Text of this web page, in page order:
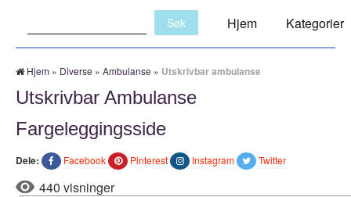
Hjem Kategorier
Hjem » Diverse » Ambulanse » Utskrivbar ambulanse
Utskrivbar Ambulanse
Fargeleggingsside
Dele: Facebook Pinterest Instagram Twitter
440 visninger